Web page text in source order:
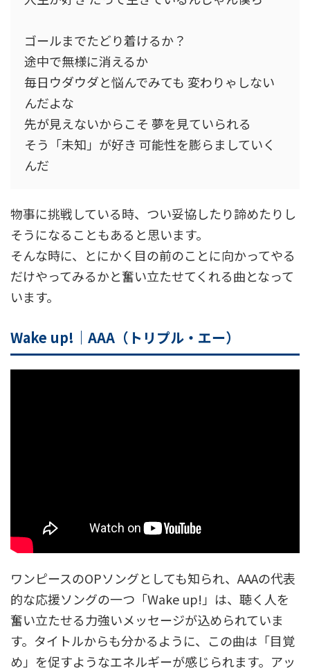
ゴールまでたどり着けるか？
途中で無様に消えるか
毎日ウダウダと悩んでみても 変わりゃしない
んだよな
先が見えないからこそ 夢を見ていられる
そう「未知」が好き 可能性を膨らましていく
んだ
物事に挑戦している時、つい妥協したり諦めたりし
そうになることもあると思います。
そんな時に、とにかく目の前のことに向かってやる
だけやってみるかと奮い立たせてくれる曲となって
います。
Wake up!｜AAA（トリプル・エー）
ワンピースのOPソングとしても知られ、AAAの代表
的な応援ソングの一つ「Wake up!」は、聴く人を
奮い立たせる力強いメッセージが込められていま
す。タイトルからも分かるように、この曲は「目覚
め」を促すようなエネルギーが感じられます。アッ